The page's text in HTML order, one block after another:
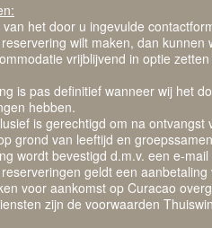
het door u ingevulde
wilt maken, dan kunnen
vrijblijvend in optie
is pas definitief wanneer wij het
hebben.
is gerechtigd om na
grond van leeftijd en
wordt bevestigd d.m.v. een e-
geldt een
voor aankomst op Curacao
zijn de voorwaarden